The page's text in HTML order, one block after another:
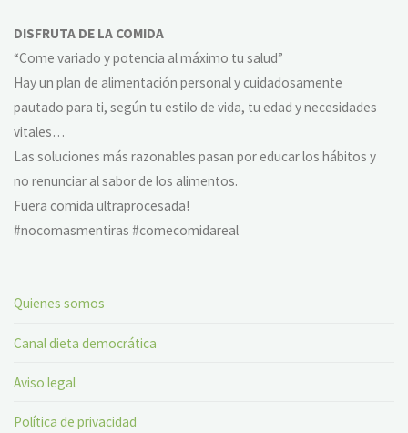
DISFRUTA DE LA COMIDA
“Come variado y potencia al máximo tu salud”
Hay un plan de alimentación personal y cuidadosamente
pautado para ti, según tu estilo de vida, tu edad y necesidades
vitales…
Las soluciones más razonables pasan por educar los hábitos y
no renunciar al sabor de los alimentos.
Fuera comida ultraprocesada!
#nocomasmentiras #comecomidareal
Quienes somos
Canal dieta democrática
Aviso legal
Política de privacidad